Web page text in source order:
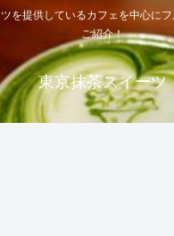
を提供しているカフェを中心に
ご紹介！
東京抹茶スイーツ